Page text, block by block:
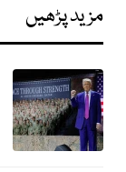
مزید پڑھیں